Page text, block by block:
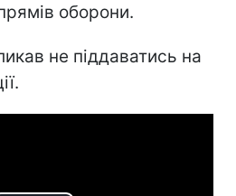
оборони.
не піддаватись на